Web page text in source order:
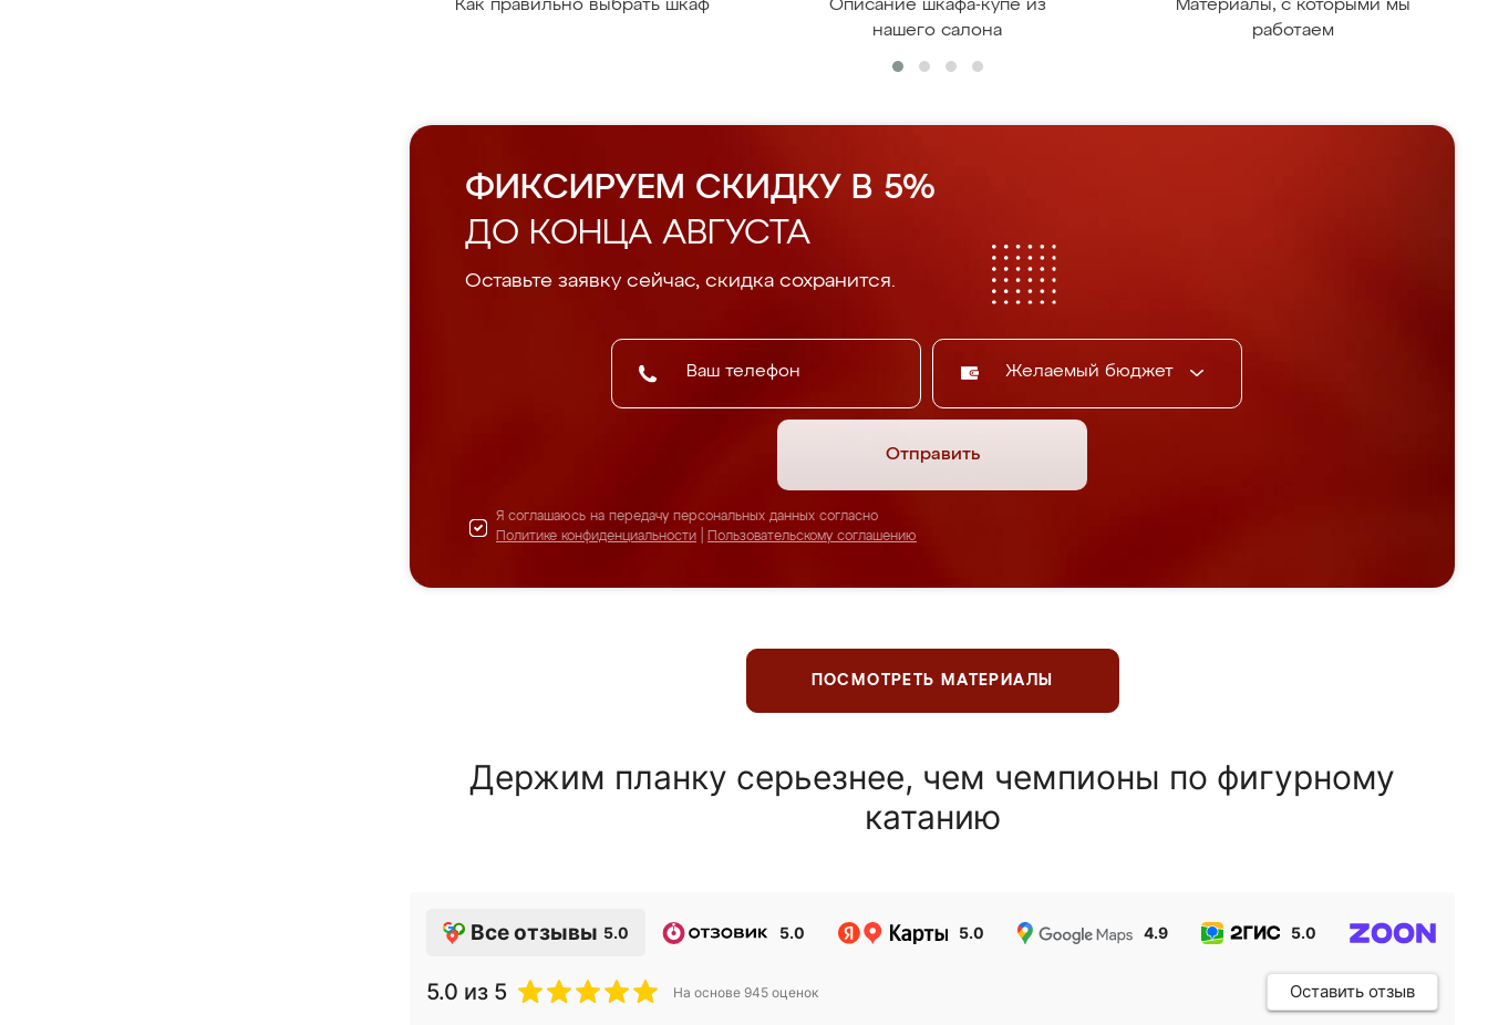
Как правильно выбрать шкаф
Описание шкафа-купе из
нашего салона
Материалы, с которыми мы
работаем
ФИКСИРУЕМ СКИДКУ В 5%
ДО КОНЦА АВГУСТА
Оставьте заявку сейчас, скидка сохранится.
Желаемый бюджет
Отправить
Я соглашаюсь на передачу персональных данных согласно
Политике конфиденциальности
Пользовательскому соглашению
ПОСМОТРЕТЬ МАТЕРИАЛЫ
Держим планку серьезнее, чем чемпионы по фигурному
катанию
Все отзывы 5.0 5.0 5.0 4.9 5.0
5.0 из 5 На основе 945 оценок Оставить отзыв